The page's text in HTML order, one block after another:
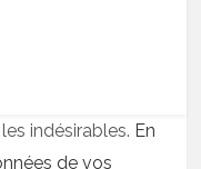
indésirables. En
de vos